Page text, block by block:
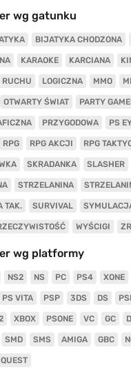
wg gatunku
BIJATYKA CHODZONA
KARAOKE KARCIANA
RUCHU LOGICZNA MMO
OTWARTY ŚWIAT PARTY
PRZYGODOWA PS
RPG RPG AKCJI RPG
SKRADANKA SLASHER
STRZELANINA
TAK. SURVIVAL
WYŚCIGI
wg platformy
NS2 NS PC PS4 XONE
PS VITA PSP 3DS DS
XBOX PSONE VC GC
SMD SMS AMIGA GBC
QUEST